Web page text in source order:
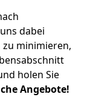
dabei
zu minimieren,
holen Sie
Angebote!